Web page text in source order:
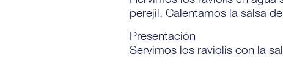
perejil. Calentamos la salsa
Presentación
Servimos los raviolis con la